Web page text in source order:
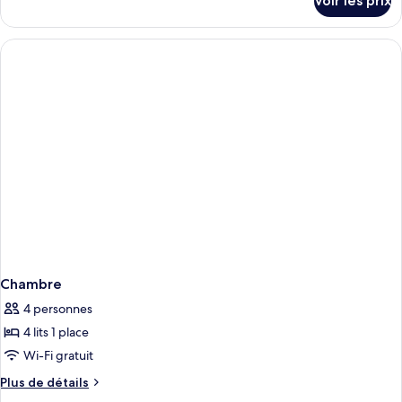
le
type
de
Chambre
4 personnes
4 lits 1 place
Wi-Fi gratuit
Plus de détails
Plus